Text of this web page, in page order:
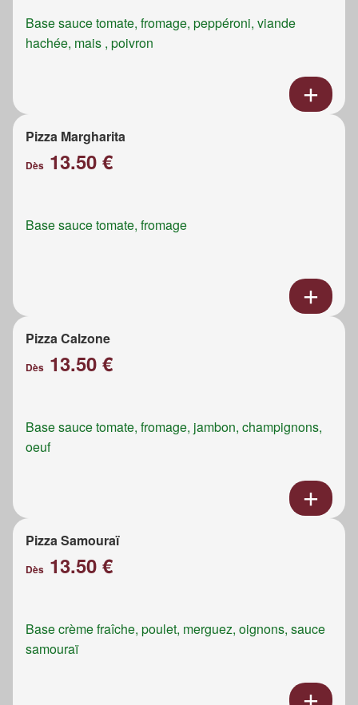
Base sauce tomate, fromage, peppéroni, viande
hachée, mais , poivron
Pizza Margharita
Dès 13.50 €
Base sauce tomate, fromage
Pizza Calzone
Dès 13.50 €
Base sauce tomate, fromage, jambon, champignons,
oeuf
Pizza Samouraï
Dès 13.50 €
Base crème fraîche, poulet, merguez, oignons, sauce
samouraï